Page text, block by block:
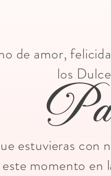
de amor,
los
estuvieras con
momento en